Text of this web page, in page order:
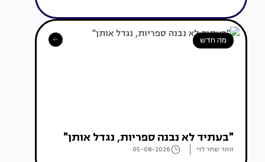
מה חדש
"בעתיד לא נבנה ספריות, נגדל אותן"
זוהר שחר לוי 05-08-2026